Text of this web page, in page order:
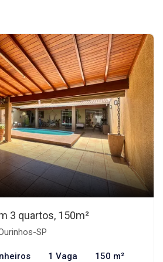
3 quartos, 150m²
SP
1 Vaga 150 m²